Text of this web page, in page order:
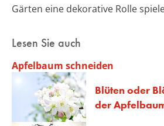
Gärten eine dekorative Rolle
Lesen Sie auch
Apfelbaum schneiden
Blüten oder
der